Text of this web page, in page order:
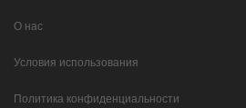
О нас
Условия использования
Политика конфиденциальности